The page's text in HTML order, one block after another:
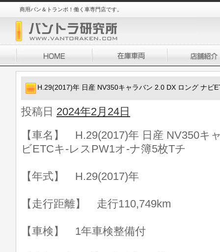
商用バン＆トランポ！働く車専門店です。
H.29(2017)年 日産 NV350キャラバン 2.0 DX ロング ナビ
投稿日 2024年2月24日
【車名】 H.29(2017)年 日産 NV350キ
ビETCキ-レスPW1オ-ナ簿5枚Tチ
【年式】 H.29(2017)年
【走行距離】 走行110,749km
【車検】 1年車検整備付